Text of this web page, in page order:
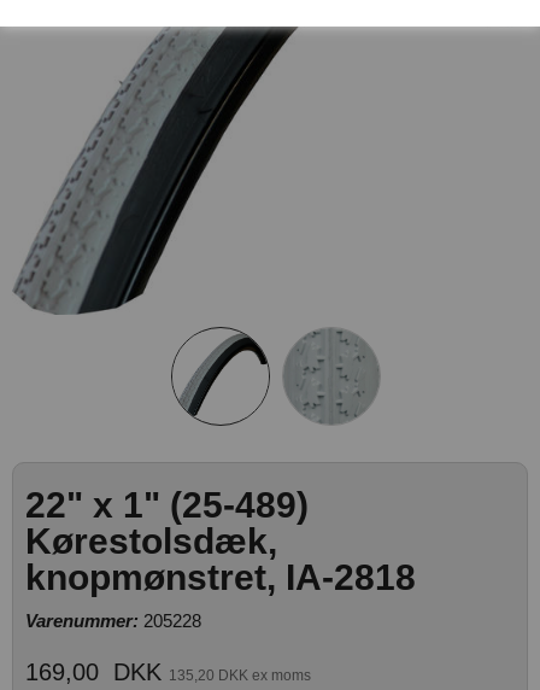
22" x 1" (25-489)
Kørestolsdæk,
knopmønstret, IA-2818
Varenummer: 205228
169,00 DKK 135,20 DKK ex moms